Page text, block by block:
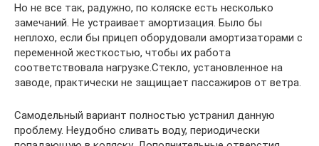
Но не все так, радужно, по коляске есть несколько
замечаний. Не устраивает амортизация. Было бы
неплохо, если бы прицеп оборудовали амортизаторами с
переменной жесткостью, чтобы их работа
соответствовала нагрузке.Стекло, установленное на
заводе, практически не защищает пассажиров от ветра.
Самодельный вариант полностью устранил данную
проблему. Неудобно сливать воду, периодически